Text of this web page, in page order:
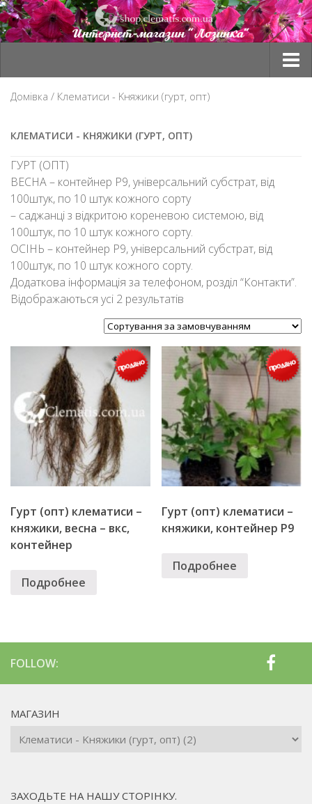
Товари
Корзина
Мій профіль
Сезон “ВЕСНА 2026”
Контакти
Домівка / Клематиси - Kняжики (гурт, опт)
КЛЕМАТИСИ - KНЯЖИКИ (ГУРТ, ОПТ)
ГУРТ (ОПТ)
ВЕСНА – контейнер Р9, універсальний субстрат, від
100штук, по 10 штук кожного сорту
– саджанці з відкритою кореневою системою, від
100штук, по 10 штук кожного сорту.
ОСІНЬ – контейнер Р9, універсальний субстрат, від
100штук, по 10 штук кожного сорту.
Додаткова інформація за телефоном, розділ “Контакти”.
Відображаються усі 2 результатів
Гурт (опт) клематиси –
княжики, весна – вкс,
контейнер
Подробнее
Гурт (опт) клематиси –
княжики, контейнер Р9
Подробнее
FOLLOW:
МАГАЗИН
ЗАХОДЬТЕ НА НАШУ СТОРІНКУ.